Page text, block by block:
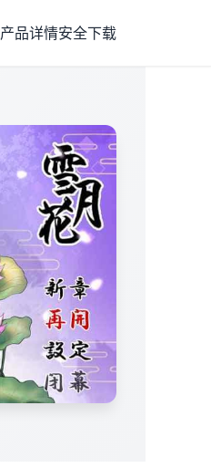
产品详情安全下载